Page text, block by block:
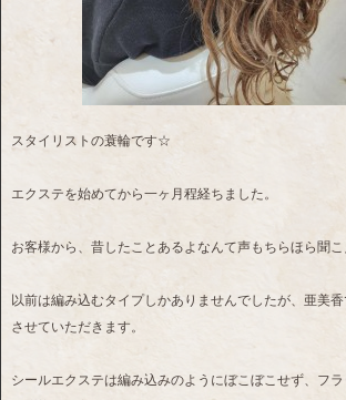
スタイリストの蓑輪です☆
エクステを始めてから一ヶ月程経ちました。
お客様から、昔したことあるよなんて声もちらほら聞こ
以前は編み込むタイプしかありませんでしたが、亜美
させていただきます。
シールエクステは編み込みのようにぼこぼこせず、フ